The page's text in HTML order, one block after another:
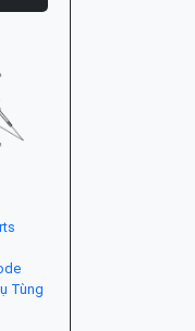
Tùng